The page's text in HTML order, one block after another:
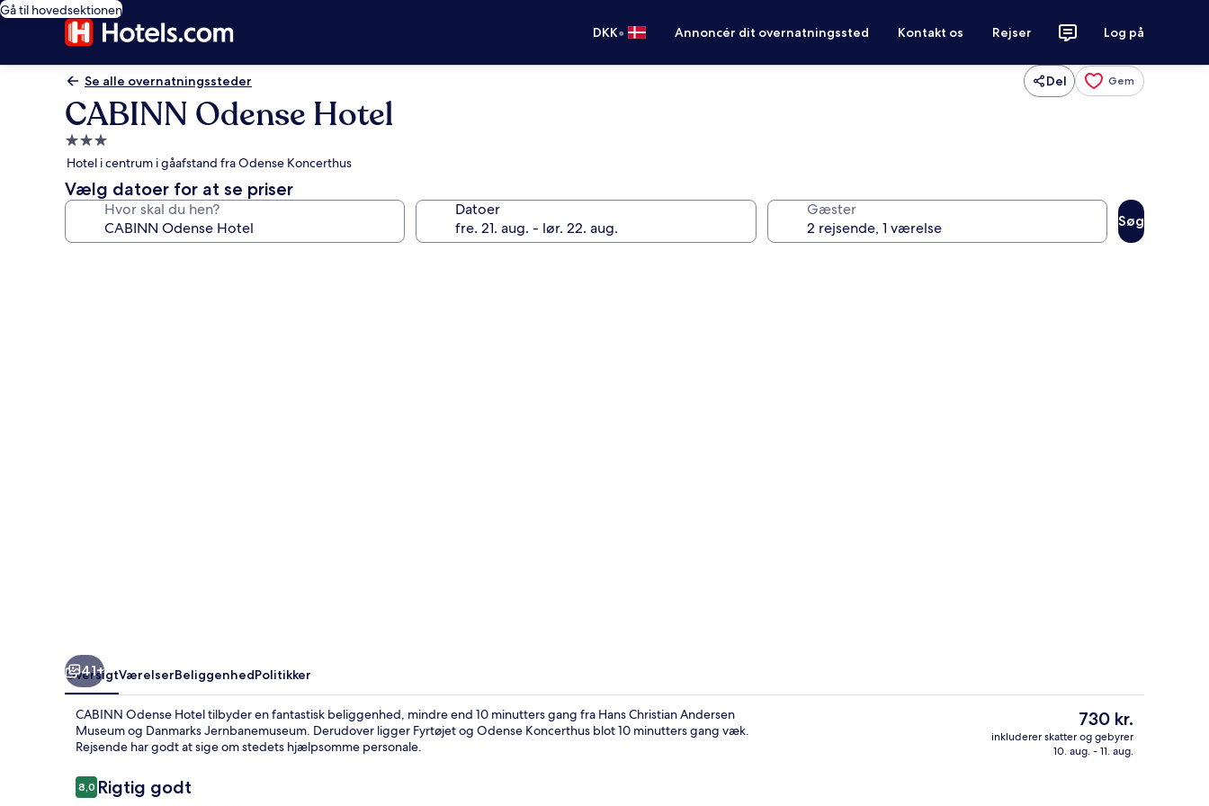
Gå til hovedsektionen
DKK• Annoncér dit overnatningssted Kontakt os Rejser Log på
Se alle overnatningssteder Del Gem
CABINN Odense Hotel
3.0-
stjernet
overnatningssted
Hotel i centrum i gåafstand fra Odense Koncerthus
Vælg datoer for at se priser
Hvor skal du hen? Datoer Gæster
Søg
41+
OversigtVærelserBeliggenhedPolitikker
CABINN Odense Hotel tilbyder en fantastisk beliggenhed, mindre end 10 minutters gang fra Hans Christian Andersen
Museum og Danmarks Jernbanemuseum. Derudover ligger Fyrtøjet og Odense Koncerthus blot 10 minutters gang væk.
Rejsende har godt at sige om stedets hjælpsomme personale.
Anmeldelser
8,08,0 ud af 10.
Rigtig godt
Den
nuværende
pris
730 kr.
inkluderer skatter og gebyrer
10. aug. - 11. aug.